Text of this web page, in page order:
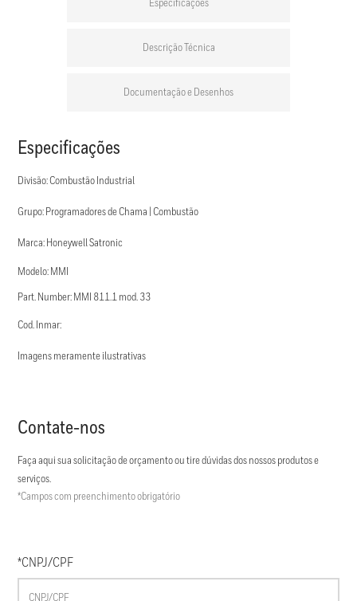
Especificações
Descrição Técnica
Documentação e Desenhos
Especificações
Divisão: Combustão Industrial
Grupo: Programadores de Chama | Combustão
Marca: Honeywell Satronic
Modelo: MMI
Part. Number: MMI 811.1 mod. 33
Cod. Inmar:
Imagens meramente ilustrativas
Contate-nos
Faça aqui sua solicitação de orçamento ou tire dúvidas dos nossos produtos e
serviços.
*Campos com preenchimento obrigatório
*CNPJ/CPF